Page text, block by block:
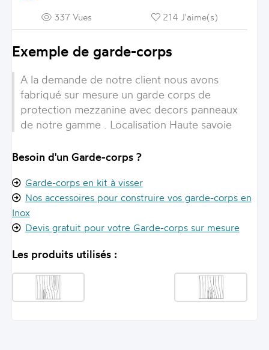
337 Vues 214 J'aime(s)
Exemple de garde-corps
A la demande de notre client nous avons
fabriqué sur mesure un garde corps de
protection mezzanine avec decors panneaux
de notre gamme . Localisation Haute savoie
Besoin d'un Garde-corps ?
Garde-corps en kit à visser
Nos accessoires pour construire vos garde-corps en
Inox
Devis gratuit pour votre Garde-corps sur mesure
Les produits utilisés :